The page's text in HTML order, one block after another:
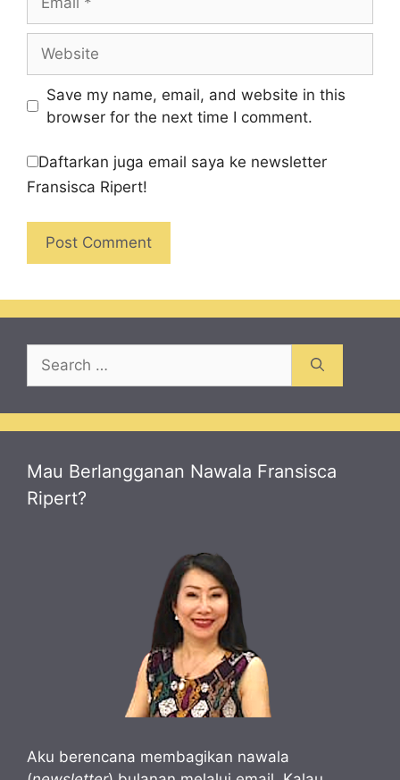
Save my name, email, and website in this
browser for the next time I comment.
Daftarkan juga email saya ke newsletter
Fransisca Ripert!
for:
Mau Berlangganan Nawala Fransisca
Ripert?
Aku berencana membagikan nawala